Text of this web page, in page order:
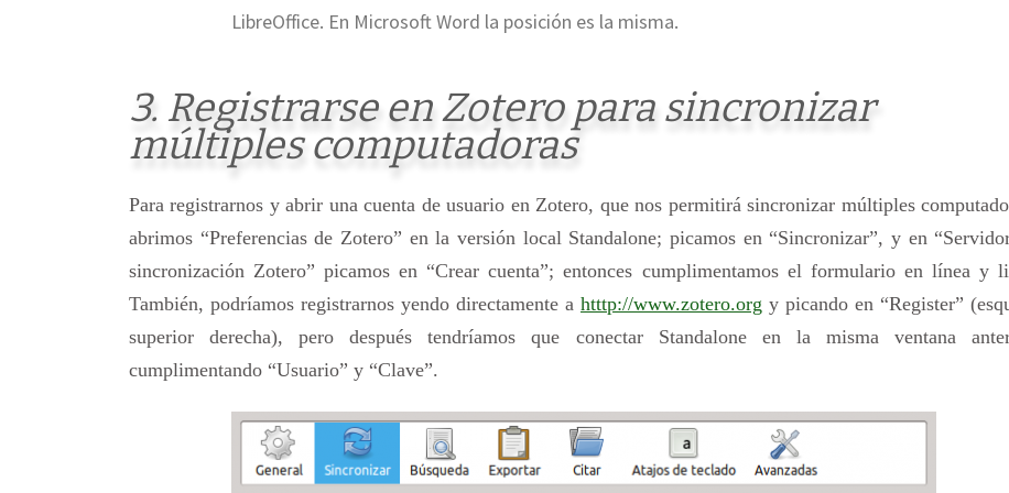
LibreOffice. En Microsoft Word la posición es la misma.
3. Registrarse en Zotero para sincronizar
múltiples computadoras
Para registrarnos y abrir una cuenta de usuario en Zotero, que nos permitirá sincronizar múltiples
abrimos “Preferencias de Zotero” en la versión local Standalone; picamos en “Sincronizar”, y en
sincronización Zotero” picamos en “Crear cuenta”; entonces cumplimentamos el formulario en línea y
También, podríamos registrarnos yendo directamente a htttp://www.zotero.org y picando en “Register”
superior derecha), pero después tendríamos que conectar Standalone en la misma ventana
cumplimentando “Usuario” y “Clave”.